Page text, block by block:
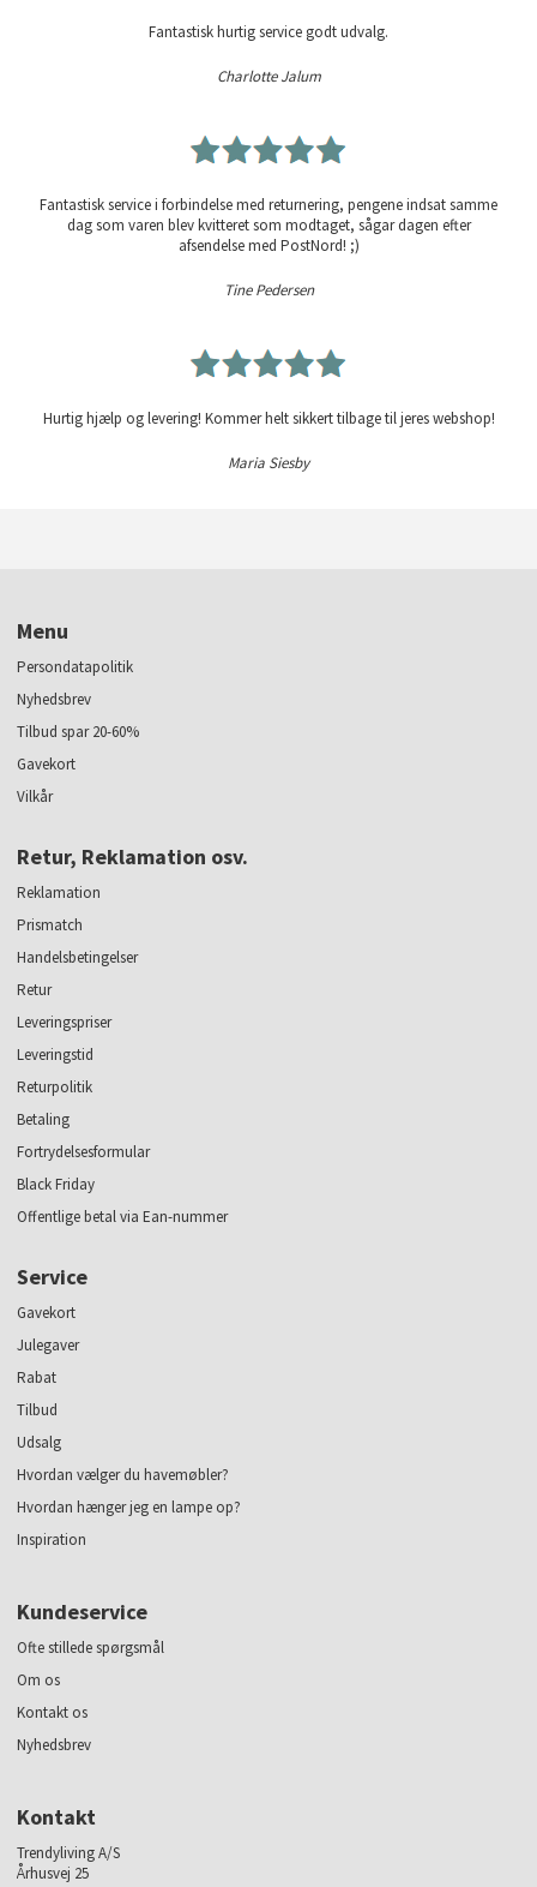
Fantastisk hurtig service godt udvalg.
Charlotte Jalum
Fantastisk service i forbindelse med returnering, pengene indsat samme
dag som varen blev kvitteret som modtaget, sågar dagen efter
afsendelse med PostNord! ;)
Tine Pedersen
Hurtig hjælp og levering! Kommer helt sikkert tilbage til jeres webshop!
Maria Siesby
Menu
Persondatapolitik
Nyhedsbrev
Tilbud spar 20-60%
Gavekort
Vilkår
Retur, Reklamation osv.
Reklamation
Prismatch
Handelsbetingelser
Retur
Leveringspriser
Leveringstid
Returpolitik
Betaling
Fortrydelsesformular
Black Friday
Offentlige betal via Ean-nummer
Service
Gavekort
Julegaver
Rabat
Tilbud
Udsalg
Hvordan vælger du havemøbler?
Hvordan hænger jeg en lampe op?
Inspiration
Kundeservice
Ofte stillede spørgsmål
Om os
Kontakt os
Nyhedsbrev
Kontakt
Trendyliving A/S
Århusvej 25